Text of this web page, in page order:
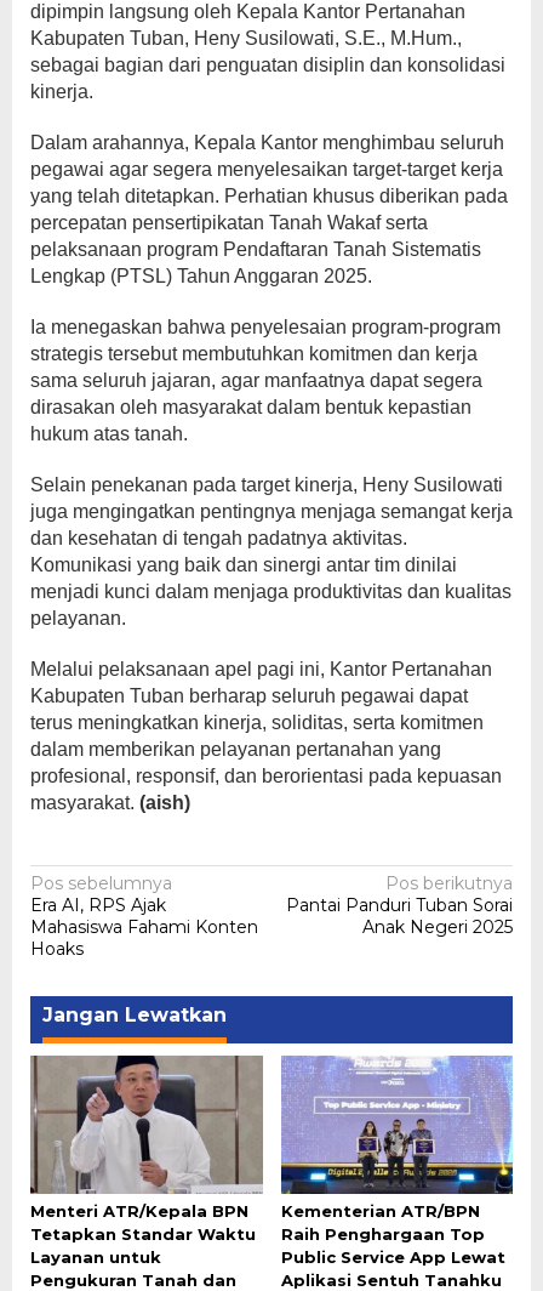
dipimpin langsung oleh Kepala Kantor Pertanahan
Kabupaten Tuban, Heny Susilowati, S.E., M.Hum.,
sebagai bagian dari penguatan disiplin dan konsolidasi
kinerja.
Dalam arahannya, Kepala Kantor menghimbau seluruh
pegawai agar segera menyelesaikan target-target kerja
yang telah ditetapkan. Perhatian khusus diberikan pada
percepatan pensertipikatan Tanah Wakaf serta
pelaksanaan program Pendaftaran Tanah Sistematis
Lengkap (PTSL) Tahun Anggaran 2025.
Ia menegaskan bahwa penyelesaian program-program
strategis tersebut membutuhkan komitmen dan kerja
sama seluruh jajaran, agar manfaatnya dapat segera
dirasakan oleh masyarakat dalam bentuk kepastian
hukum atas tanah.
Selain penekanan pada target kinerja, Heny Susilowati
juga mengingatkan pentingnya menjaga semangat kerja
dan kesehatan di tengah padatnya aktivitas.
Komunikasi yang baik dan sinergi antar tim dinilai
menjadi kunci dalam menjaga produktivitas dan kualitas
pelayanan.
Melalui pelaksanaan apel pagi ini, Kantor Pertanahan
Kabupaten Tuban berharap seluruh pegawai dapat
terus meningkatkan kinerja, soliditas, serta komitmen
dalam memberikan pelayanan pertanahan yang
profesional, responsif, dan berorientasi pada kepuasan
masyarakat. (aish)
Navigasi
pos
Pos sebelumnya
Era AI, RPS Ajak
Mahasiswa Fahami Konten
Hoaks
Pos berikutnya
Pantai Panduri Tuban Sorai
Anak Negeri 2025
Jangan Lewatkan
Menteri ATR/Kepala BPN
Tetapkan Standar Waktu
Layanan untuk
Pengukuran Tanah dan
Kementerian ATR/BPN
Raih Penghargaan Top
Public Service App Lewat
Aplikasi Sentuh Tanahku